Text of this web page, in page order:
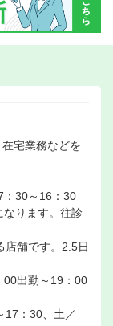
宅業務などを
：30～16：30
なります。往診
舗です。2.5日
00出勤～19：00
17：30、土／